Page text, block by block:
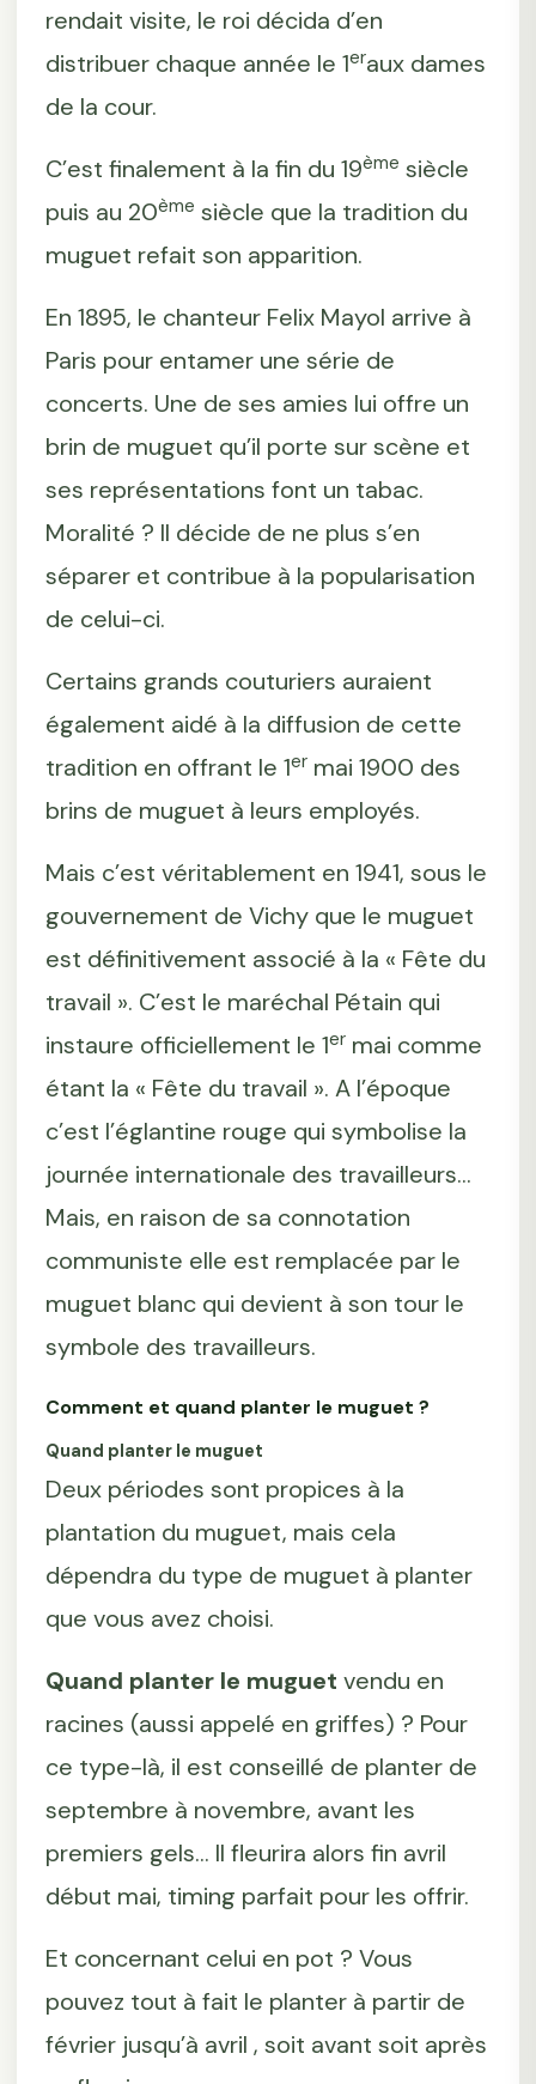
rendait visite, le roi décida d’en
distribuer chaque année le 1eraux dames
de la cour.
C’est finalement à la fin du 19ème siècle
puis au 20ème siècle que la tradition du
muguet refait son apparition.
En 1895, le chanteur Felix Mayol arrive à
Paris pour entamer une série de
concerts. Une de ses amies lui offre un
brin de muguet qu’il porte sur scène et
ses représentations font un tabac.
Moralité ? Il décide de ne plus s’en
séparer et contribue à la popularisation
de celui-ci.
Certains grands couturiers auraient
également aidé à la diffusion de cette
tradition en offrant le 1ermai 1900 des
brins de muguet à leurs employés.
Mais c’est véritablement en 1941, sous le
gouvernement de Vichy que le muguet
est définitivement associé à la « Fête du
travail ». C’est le maréchal Pétain qui
instaure officiellement le 1ermai comme
étant la « Fête du travail ». A l’époque
c’est l’églantine rouge qui symbolise la
journée internationale des travailleurs...
Mais, en raison de sa connotation
communiste elle est remplacée par le
muguet blanc qui devient à son tour le
symbole des travailleurs.
Comment et quand planter le muguet ?
Quand planter le muguet
Deux périodes sont propices à la
plantation du muguet, mais cela
dépendra du type de muguet à planter
que vous avez choisi.
Quand planter le muguet vendu en
racines (aussi appelé en griffes) ? Pour
ce type-là, il est conseillé de planter de
septembre à novembre, avant les
premiers gels... Il fleurira alors fin avril
début mai, timing parfait pour les offrir.
Et concernant celui en pot ? Vous
pouvez tout à fait le planter à partir de
février jusqu’à avril , soit avant soit après